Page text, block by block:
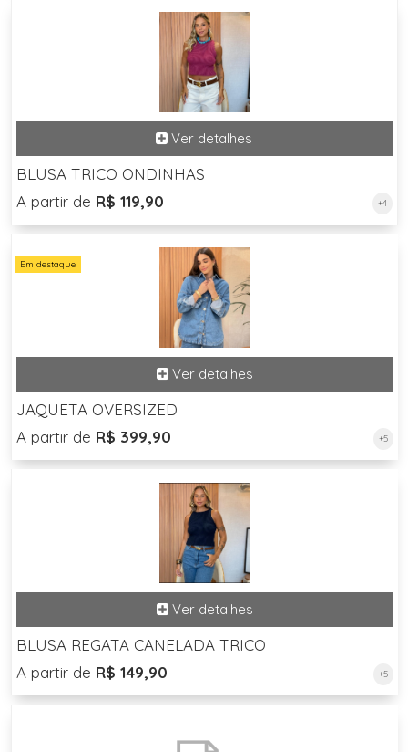
BLUSA TRICO ONDINHAS
A partir de R$ 119,90 +4
Em destaque
JAQUETA OVERSIZED
A partir de R$ 399,90 +5
BLUSA REGATA CANELADA TRICO
A partir de R$ 149,90 +5